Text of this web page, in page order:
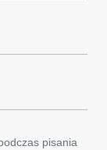
pisania